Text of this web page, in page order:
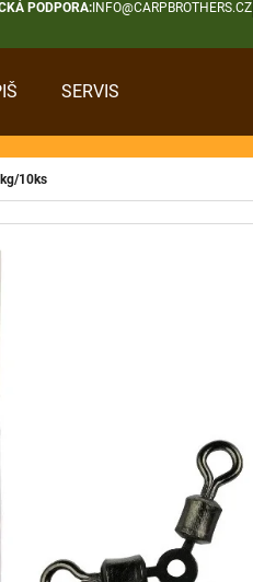
PODPORA:INFO@CARPBROTHERS.CZ
SERVIS
10ks
FLOAT